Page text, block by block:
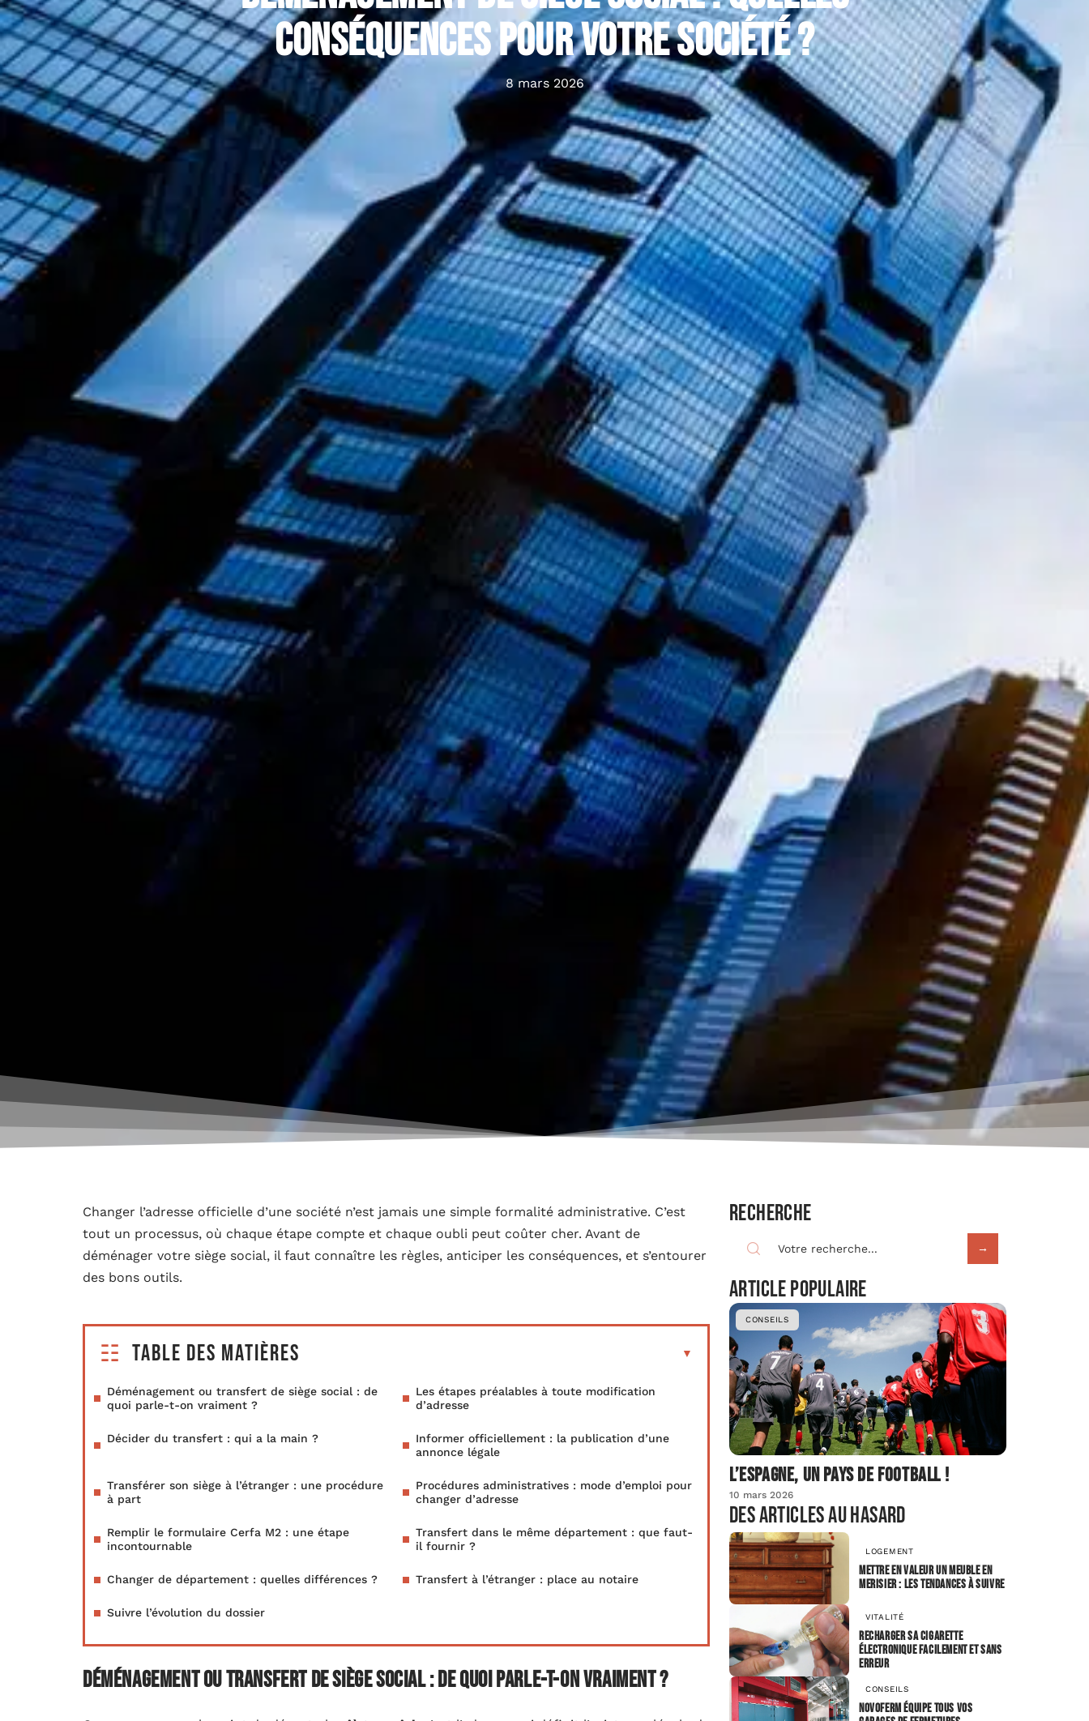
conséquences pour votre société ?
8 mars 2026
Changer l’adresse officielle d’une société n’est jamais une simple formalité administrative. C’est
tout un processus, où chaque étape compte et chaque oubli peut coûter cher. Avant de
déménager votre siège social, il faut connaître les règles, anticiper les conséquences, et s’entourer
des bons outils.
Table des matières
Déménagement ou transfert de siège social : de
quoi parle-t-on vraiment ?
Les étapes préalables à toute modification
d’adresse
Décider du transfert : qui a la main ?
Informer officiellement : la publication d’une
annonce légale
Transférer son siège à l’étranger : une procédure
à part
Procédures administratives : mode d’emploi pour
changer d’adresse
Remplir le formulaire Cerfa M2 : une étape
incontournable
Transfert dans le même département : que faut-
il fournir ?
Changer de département : quelles différences ? Transfert à l’étranger : place au notaire
Suivre l’évolution du dossier
Déménagement ou transfert de siège social : de quoi parle-t-on vraiment ?
Recherche
Article populaire
CONSEILS
L’Espagne, un pays de football !
10 mars 2026
Des articles au hasard
LOGEMENT
Mettre en valeur un meuble en
merisier : les tendances à suivre
VITALITÉ
Recharger sa cigarette
électronique facilement et sans
erreur
CONSEILS
Novoferm équipe tous vos